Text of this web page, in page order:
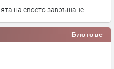
на своето завръщане
Блогове